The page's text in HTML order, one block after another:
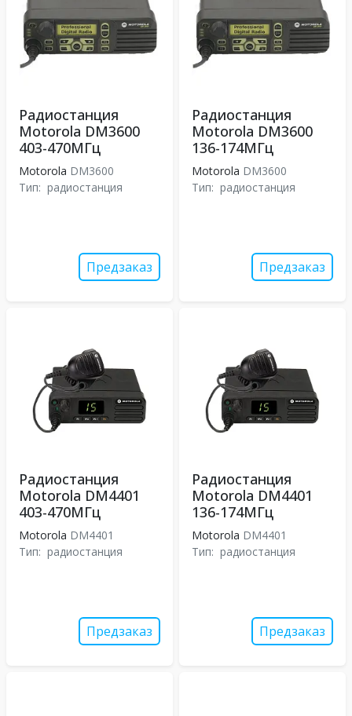
Радиостанция
Motorola DM3600
403-470МГц
Motorola DM3600
Тип: радиостанция
Предзаказ
Радиостанция
Motorola DM3600
136-174МГц
Motorola DM3600
Тип: радиостанция
Предзаказ
Радиостанция
Motorola DM4401
403-470МГц
Motorola DM4401
Тип: радиостанция
Предзаказ
Радиостанция
Motorola DM4401
136-174МГц
Motorola DM4401
Тип: радиостанция
Предзаказ